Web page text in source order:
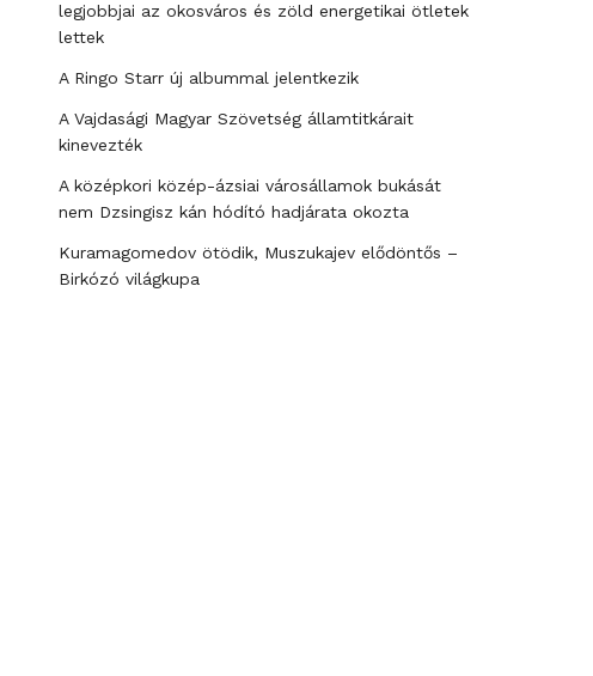
legjobbjai az okosváros és zöld energetikai ötletek
lettek
A Ringo Starr új albummal jelentkezik
A Vajdasági Magyar Szövetség államtitkárait
kinevezték
A középkori közép-ázsiai városállamok bukását
nem Dzsingisz kán hódító hadjárata okozta
Kuramagomedov ötödik, Muszukajev elődöntős –
Birkózó világkupa